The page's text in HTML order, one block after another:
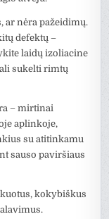
ar nėra pažeidimų.
defektų –
laidų izoliacine
sukelti rimtų
– mirtinai
aplinkoje,
su atitinkamu
sauso paviršiaus
kokybiškus